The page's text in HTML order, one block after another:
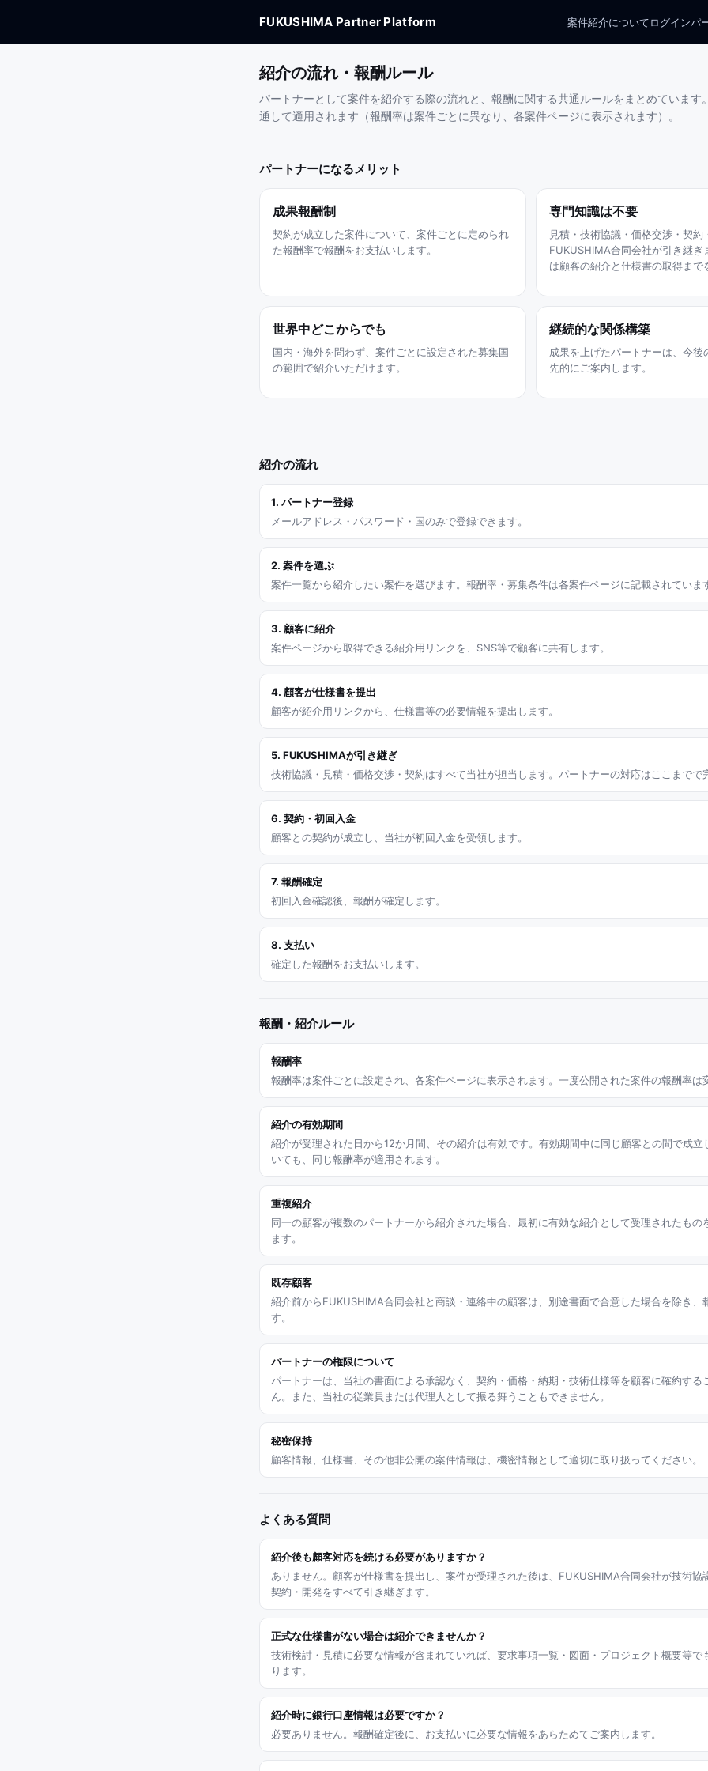
FUKUSHIMA Partner Platform 案件紹介についてログインパ
紹介の流れ・報酬ルール
パートナーとして案件を紹介する際の流れと、報酬に関する共通ルールをまとめています
通して適用されます（報酬率は案件ごとに異なり、各案件ページに表示されます）。
パートナーになるメリット
成果報酬制
契約が成立した案件について、案件ごとに定められ
た報酬率で報酬をお支払いします。
専門知識は不要
見積・技術協議・価格交渉・契約
FUKUSHIMA合同会社が引き継ぎ
は顧客の紹介と仕様書の取得まで
世界中どこからでも
国内・海外を問わず、案件ごとに設定された募集国
の範囲で紹介いただけます。
継続的な関係構築
成果を上げたパートナーは、今後
先的にご案内します。
紹介の流れ
1. パートナー登録
メールアドレス・パスワード・国のみで登録できます。
2. 案件を選ぶ
案件一覧から紹介したい案件を選びます。報酬率・募集条件は各案件ページに記載されていま
3. 顧客に紹介
案件ページから取得できる紹介用リンクを、SNS等で顧客に共有します。
4. 顧客が仕様書を提出
顧客が紹介用リンクから、仕様書等の必要情報を提出します。
5. FUKUSHIMAが引き継ぎ
技術協議・見積・価格交渉・契約はすべて当社が担当します。パートナーの対応はここまでで
6. 契約・初回入金
顧客との契約が成立し、当社が初回入金を受領します。
7. 報酬確定
初回入金確認後、報酬が確定します。
8. 支払い
確定した報酬をお支払いします。
報酬・紹介ルール
報酬率
報酬率は案件ごとに設定され、各案件ページに表示されます。一度公開された案件の報酬率は
紹介の有効期間
紹介が受理された日から12か月間、その紹介は有効です。有効期間中に同じ顧客との間で成立
いても、同じ報酬率が適用されます。
重複紹介
同一の顧客が複数のパートナーから紹介された場合、最初に有効な紹介として受理されたもの
ます。
既存顧客
紹介前からFUKUSHIMA合同会社と商談・連絡中の顧客は、別途書面で合意した場合を除き、
す。
パートナーの権限について
パートナーは、当社の書面による承認なく、契約・価格・納期・技術仕様等を顧客に確約する
ん。また、当社の従業員または代理人として振る舞うこともできません。
秘密保持
顧客情報、仕様書、その他非公開の案件情報は、機密情報として適切に取り扱ってください。
よくある質問
紹介後も顧客対応を続ける必要がありますか？
ありません。顧客が仕様書を提出し、案件が受理された後は、FUKUSHIMA合同会社が技術協
契約・開発をすべて引き継ぎます。
正式な仕様書がない場合は紹介できませんか？
技術検討・見積に必要な情報が含まれていれば、要求事項一覧・図面・プロジェクト概要等で
ります。
紹介時に銀行口座情報は必要ですか？
必要ありません。報酬確定後に、お支払いに必要な情報をあらためてご案内します。